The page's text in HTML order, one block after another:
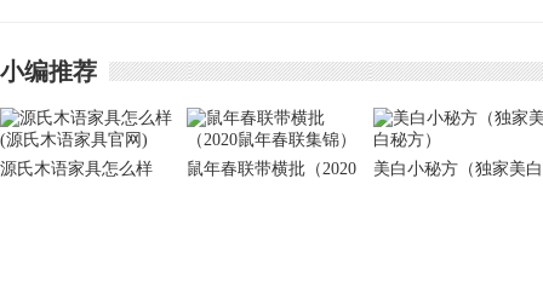
小编推荐
源氏木语家具怎么样
鼠年春联带横批（2020
美白小秘方（独家美白